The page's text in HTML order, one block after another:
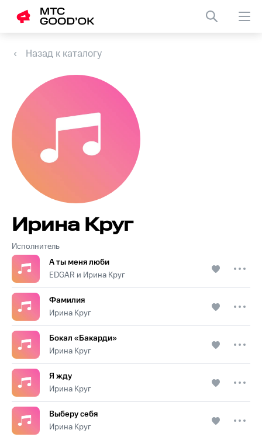
Назад к каталогу
Исполнитель
Ирина Круг
А ты меня люби
EDGAR и Ирина Круг
Фамилия
Ирина Круг
Бокал «Бакарди»
Ирина Круг
Я жду
Ирина Круг
Выберу себя
Ирина Круг